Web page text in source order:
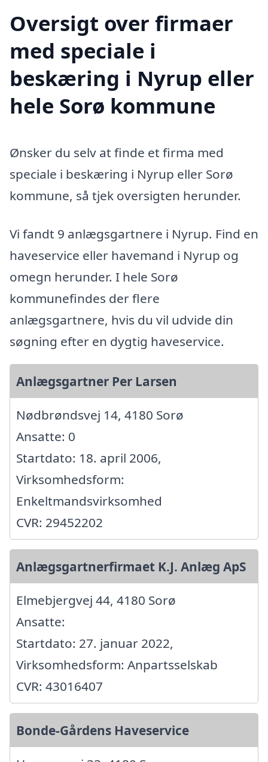
Oversigt over firmaer
med speciale i
beskæring i Nyrup eller
hele Sorø kommune
Ønsker du selv at finde et firma med
speciale i beskæring i Nyrup eller Sorø
kommune, så tjek oversigten herunder.
Vi fandt 9 anlægsgartnere i Nyrup. Find en
haveservice eller havemand i Nyrup og
omegn herunder. I hele Sorø
kommunefindes der flere
anlægsgartnere, hvis du vil udvide din
søgning efter en dygtig haveservice.
Anlægsgartner Per Larsen
Nødbrøndsvej 14, 4180 Sorø
Ansatte: 0
Startdato: 18. april 2006,
Virksomhedsform:
Enkeltmandsvirksomhed
CVR: 29452202
Anlægsgartnerfirmaet K.J. Anlæg ApS
Elmebjergvej 44, 4180 Sorø
Ansatte:
Startdato: 27. januar 2022,
Virksomhedsform: Anpartsselskab
CVR: 43016407
Bonde-Gårdens Haveservice